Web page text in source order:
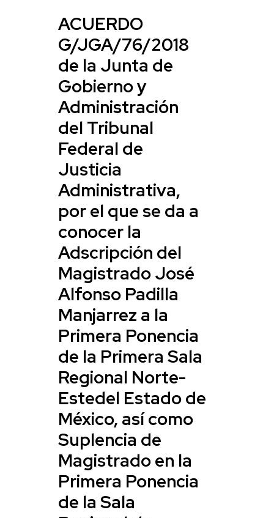
ACUERDO
G/JGA/76/2018
de la Junta de
Gobierno y
Administración
del Tribunal
Federal de
Justicia
Administrativa,
por el que se da a
conocer la
Adscripción del
Magistrado José
Alfonso Padilla
Manjarrez a la
Primera Ponencia
de la Primera Sala
Regional Norte-
Estedel Estado de
México, así como
Suplencia de
Magistrado en la
Primera Ponencia
de la Sala